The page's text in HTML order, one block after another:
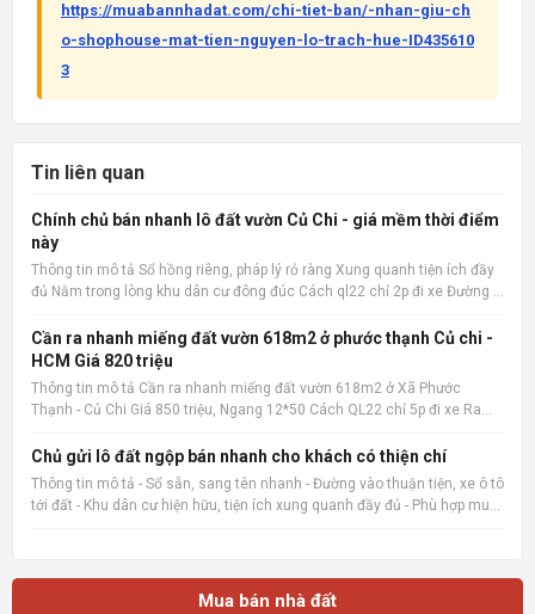
https://muabannhadat.com/chi-tiet-ban/-nhan-giu-ch
o-shophouse-mat-tien-nguyen-lo-trach-hue-ID435610
3
Tin liên quan
Chính chủ bán nhanh lô đất vườn Củ Chi - giá mềm thời điểm
này
Thông tin mô tả Sổ hồng riêng, pháp lý rỏ ràng Xung quanh tiện ích đầy
đủ Nằm trong lòng khu dân cư đông đúc Cách ql22 chỉ 2p đi xe Đường ô
Muabannhadat.com &mdash; Sàn rao vặt nhà đất uy tín 🔗
Cần ra nhanh miếng đất vườn 618m2 ở phước thạnh Củ chi -
HCM Giá 820 triệu
Thông tin mô tả Cần ra nhanh miếng đất vườn 618m2 ở Xã Phước
Thạnh - Củ Chi Giá 850 triệu, Ngang 12*50 Cách QL22 chỉ 5p đi xe Ra
600m 📌 Nguồn tin: Muabannhadat.com &mdash; Sàn rao vặt
Chủ gửi lô đất ngộp bán nhanh cho khách có thiện chí
Thông tin mô tả - Sổ sẵn, sang tên nhanh - Đường vào thuận tiện, xe ô tô
tới đất - Khu dân cư hiện hữu, tiện ích xung quanh đầy đủ - Phù hợp mua
Mua bán nhà đất